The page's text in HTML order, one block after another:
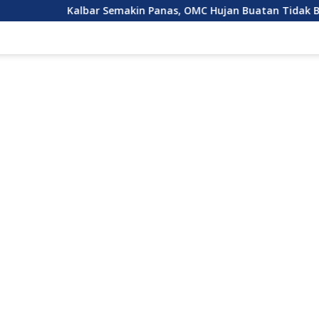
Semakin Panas, OMC Hujan Buatan Tidak Bisa Dilakukan